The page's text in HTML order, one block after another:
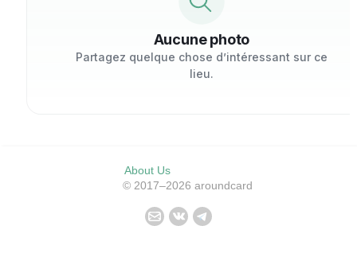
Aucune photo
Partagez quelque chose d’intéressant sur ce
lieu.
About Us
© 2017–2026 aroundcard